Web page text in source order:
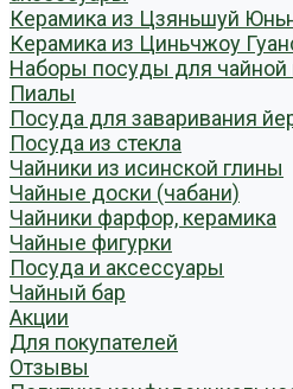
Керамика из Цзяньшуй
Керамика из Циньчжоу
Наборы посуды для чайной
Пиалы
Посуда для заваривания
Посуда из стекла
Чайники из исинской глины
Чайные доски (чабани)
Чайники фарфор, керамика
Чайные фигурки
Посуда и аксессуары
Чайный бар
Акции
Для покупателей
Отзывы